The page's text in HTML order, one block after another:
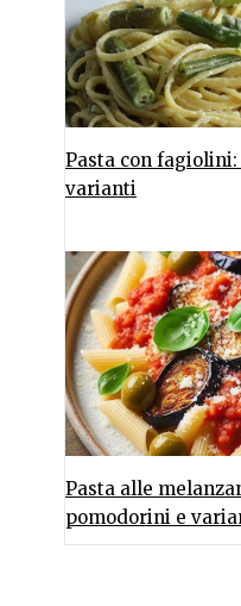
Pasta con
varianti
Pasta alle
pomodorini e